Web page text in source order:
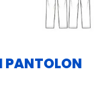
PANTOLON